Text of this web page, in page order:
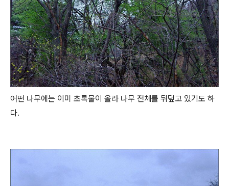
어떤 나무에는 이미 초록물이 올라 나무 전체를 뒤덮고 있기도 하
다.